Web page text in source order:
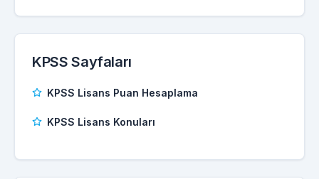
KPSS Sayfaları
KPSS Lisans Puan Hesaplama
KPSS Lisans Konuları